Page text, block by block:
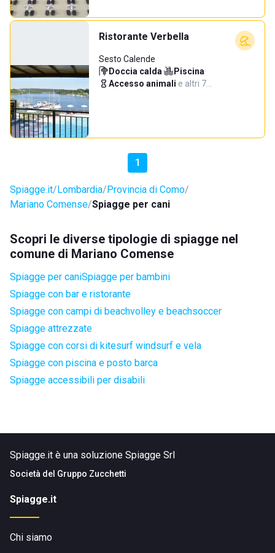
Ristorante Verbella
Sesto Calende
Doccia calda· Piscina·
Accesso animali·e altri 7…
1
Spiagge.it Lombardia Provincia di Como
Mariano Comense Spiagge per cani
Scopri le diverse tipologie di spiagge nel
comune di Mariano Comense
Spiagge per caniSpiagge per bambini
Spiagge con bar e ristorante
Spiagge con campi di beachvolley e beachsoccer
Spiagge attrezzate
Spiagge con corsi di kitesurf windsurf e vela
Spiagge con piscina e posto barca
Spiagge accessibili per disabili
Spiagge.it è una soluzione Spiagge Srl
Società del Gruppo Zucchetti
Spiagge.it
Chi siamo